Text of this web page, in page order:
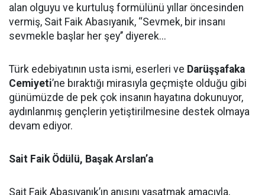
alan olguyu ve kurtuluş formülünü yıllar öncesinden
vermiş, Sait Faik Abasıyanık, ‘‘Sevmek, bir insanı
sevmekle başlar her şey’’ diyerek...
Türk edebiyatının usta ismi, eserleri ve Darüşşafaka
Cemiyeti’ne bıraktığı mirasıyla geçmişte olduğu gibi
günümüzde de pek çok insanın hayatına dokunuyor,
aydınlanmış gençlerin yetiştirilmesine destek olmaya
devam ediyor.
Sait Faik Ödülü, Başak Arslan’a
Sait Faik Abasıyanık’ın anısını yaşatmak amacıyla,